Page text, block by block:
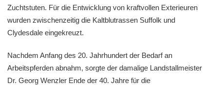
Zuchtstuten. Für die Entwicklung von kraftvollen Exterieuren
wurden zwischenzeitig die Kaltblutrassen Suffolk und
Clydesdale eingekreuzt.
Nachdem Anfang des 20. Jahrhundert der Bedarf an
Arbeitspferden abnahm, sorgte der damalige Landstallmeister
Dr. Georg Wenzler Ende der 40. Jahre für die